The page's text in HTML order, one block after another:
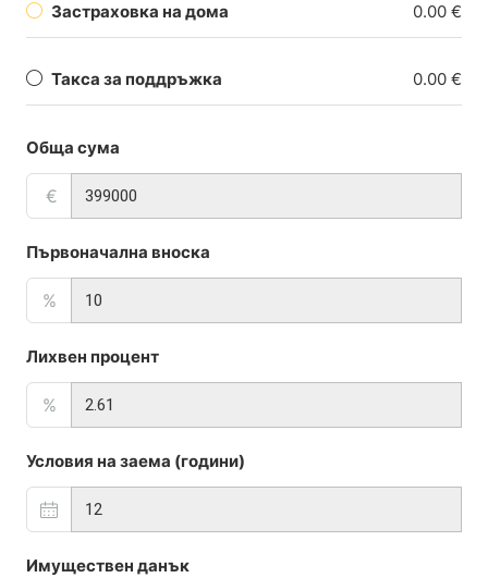
Застраховка на дома 0.00 €
Такса за поддръжка 0.00 €
Обща сума
€
Първоначална вноска
%
Лихвен процент
%
Условия на заема (години)
Имуществен данък